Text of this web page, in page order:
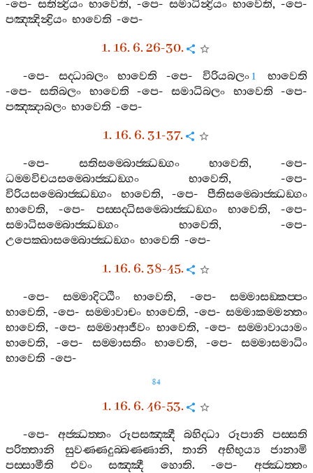
-පෙ- සතින්‍ද්‍රියං භාවෙති, -පෙ- සමාධින්‍ද්‍රියං භාවෙති, -පෙ-
පඤ‍්ඤින්‍ද්‍රියං භාවෙති -පෙ-
1. 16. 6. 26-30.
-පෙ- සද‍්ධාබලං භාවෙති -පෙ- විරියබලං 1
භාවෙති
-පෙ-සතිබලං භාවෙති -පෙ-සමාධිබලං භාවෙති -පෙ-
පඤ‍්ඤාබලං භාවෙති -පෙ-
1. 16. 6. 31-37.
-පෙ- සතිසම‍්බොජ‍්ඣඞ‍්ගං භාවෙති, -පෙ-
ධම‍්මවිචයසම‍්බොජ‍්ඣඞ‍්ගං
භාවෙති, -පෙ-
විරියසම‍්බොජ‍්ඣඞ‍්ගං
භාවෙති, -පෙ-පීතිසම‍්බොජ‍්ඣඞ‍්ගං
භාවෙති, -පෙ- පස‍්සද‍්ධිසම‍්බොජ‍්ඣඞ‍්ගං භාවෙති, -පෙ-
සමාධිසම‍්බොජ‍්ඣඞ‍්ගං
භාවෙති, -පෙ-
උපෙක‍්ඛාසම‍්බොජ‍්ඣඞ‍්ගං භාවෙති -පෙ-
1. 16. 6. 38-45.
-පෙ- සම‍්මාදිට‍්ඨිං භාවෙති, -පෙ- සම‍්මාසඞ‍්කප‍්පං
භාවෙති, -පෙ- සම‍්මාවාචං භාවෙති, -පෙ-සම‍්මාකම‍්මන‍්තං
භාවෙති, -පෙ-සම‍්මාආජීවං භාවෙති, -පෙ-සම‍්මාවායාමං
භාවෙති, -පෙ- සම‍්මාසතිං භාවෙති, -පෙ-සම‍්මාසමාධිං
භාවෙති -පෙ-
84
1. 16. 6. 46-53.
-පෙ- අජ‍්ඣත‍්තං රූපසඤ‍්ඤී බහිද‍්ධා රූපානි
පස‍්සති
පරිත‍්තානි
සුවණ‍්ණදුබ‍්බණ‍්ණානි, තානි අභිභුය්‍ය
ජානාමි
පස‍්සාමීති
එවං සඤ‍්ඤී හොති. -පෙ-අජ‍්ඣත‍්තං